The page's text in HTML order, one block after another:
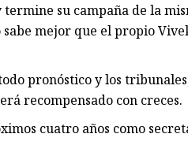
su campaña de la
mejor que el propio
pronóstico y los
recompensado con creces.
cuatro años como